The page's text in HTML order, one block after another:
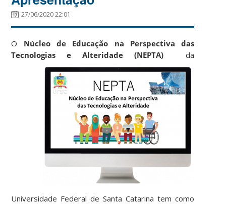
27/06/2020 22:01
O Núcleo de Educação na Perspectiva das
Tecnologias e Alteridade (NEPTA)
da
Universidade Federal de Santa Catarina tem como